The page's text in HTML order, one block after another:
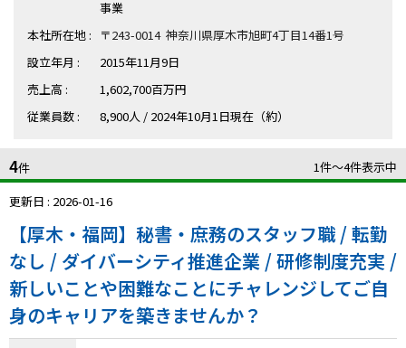
事業
本社所在地 :
〒243-0014 神奈川県厚木市旭町4丁目14番1号
設立年月 :
2015年11月9日
売上高 :
1,602,700百万円
従業員数 :
8,900人 / 2024年10月1日現在（約）
4件
1件〜4件表示中
更新日 : 2026-01-16
【厚木・福岡】秘書・庶務のスタッフ職 / 転勤
なし / ダイバーシティ推進企業 / 研修制度充実 /
新しいことや困難なことにチャレンジしてご自
身のキャリアを築きませんか？
ハイスキルな障害者の転職支援サービス
求人検索・スカウトサービス
障害者専門の求人検索・スカウトサービス
スカウトを受ける
就労移行支援サービス
お問い合わせ・よくある質問
お問い合わせ
よくある質問
採用をお考えの企業様はこちら